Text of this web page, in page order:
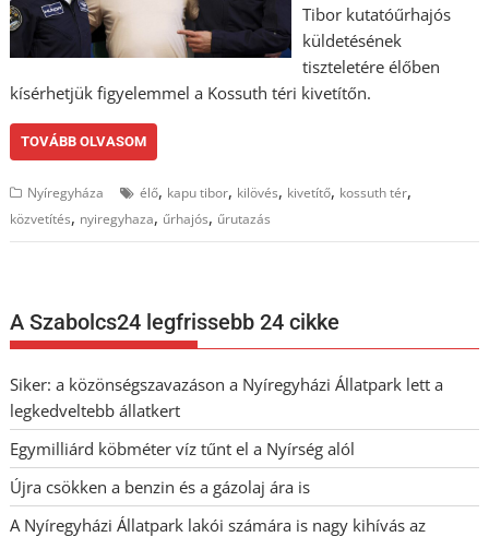
Tibor kutatóűrhajós
küldetésének
tiszteletére élőben
kísérhetjük figyelemmel a Kossuth téri kivetítőn.
TOVÁBB OLVASOM
Nyíregyháza élő, kapu tibor, kilövés, kivetítő, kossuth tér,
közvetítés, nyiregyhaza, űrhajós, űrutazás
A Szabolcs24 legfrissebb 24 cikke
Siker: a közönségszavazáson a Nyíregyházi Állatpark lett a
legkedveltebb állatkert
Egymilliárd köbméter víz tűnt el a Nyírség alól
Újra csökken a benzin és a gázolaj ára is
A Nyíregyházi Állatpark lakói számára is nagy kihívás az